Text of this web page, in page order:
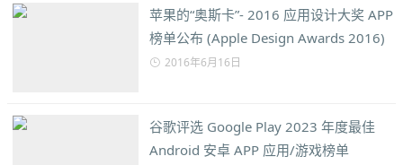
苹果的“奥斯卡”- 2016 应用设计大奖 APP
榜单公布 (Apple Design Awards 2016)
2016年6月16日
谷歌评选 Google Play 2023 年度最佳
Android 安卓 APP 应用/游戏榜单